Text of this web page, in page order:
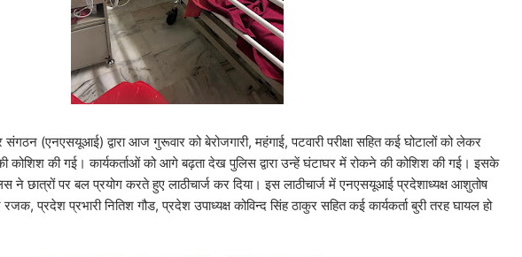
संगठन (एनएसयूआई) द्वारा आज गुरूवार को बेरोजगारी, महंगाई, पटवारी परीक्षा सहित कई घोटालों को लेकर
कोशिश की गई। कार्यकर्ताओं को आगे बढ़ता देख पुलिस द्वारा उन्हें घंटाघर में रोकने की कोशिश की गई। इसके
ने छात्रों पर बल प्रयोग करते हुए लाठीचार्ज कर दिया। इस लाठीचार्ज में एनएसयूआई प्रदेशाध्यक्ष आशुतोष
प्रदेश प्रभारी नितिश गौड, प्रदेश उपाध्यक्ष कोविन्द सिंह ठाकुर सहित कई कार्यकर्ता बुरी तरह घायल हो